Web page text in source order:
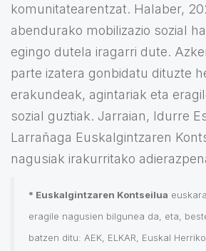
komunitatearentzat. Halaber,
abendurako mobilizazio sozial
egingo dutela iragarri dute.
parte izatera gonbidatu dituzte
erakundeak, agintariak eta
sozial guztiak. Jarraian, Idurre
Larrañaga Euskalgintzaren
nagusiak irakurritako
* Euskalgintzaren Kontseilua
eragile nagusien bilgunea da, eta,
batzen ditu: AEK, ELKAR, Euskal